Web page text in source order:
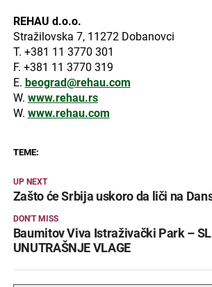
REHAU d.o.o.
Stražilovska 7, 11272 Dobanovci
T. +381 11 3770 301
F. +381 11 3770 319
E. beograd@rehau.com
W. www.rehau.rs
W. www.rehau.com
TEME:
UP NEXT
Zašto će Srbija uskoro da liči na
DON'T MISS
Baumitov Viva Istraživački Park –
UNUTRAŠNJE VLAGE